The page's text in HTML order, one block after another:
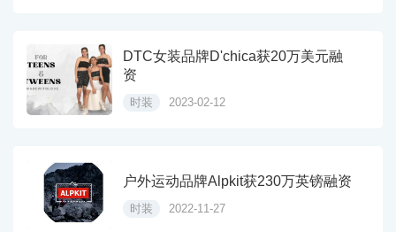
DTC女装品牌D'chica获20万美元融
资
时装 2023-02-12
户外运动品牌Alpkit获230万英镑融资
时装 2022-11-27